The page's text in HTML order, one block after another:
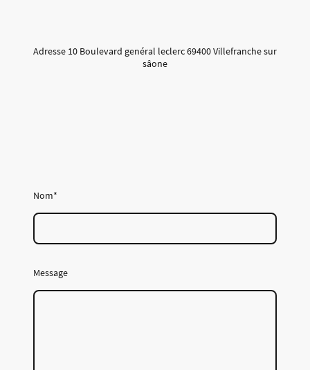
Adresse 10 Boulevard genéral leclerc 69400 Villefranche sur
sâone
Nom*
Message